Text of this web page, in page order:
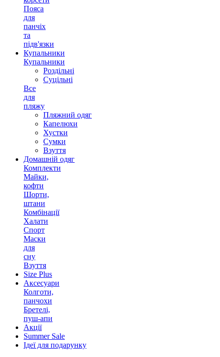
Пояса
для
панчіх
та
підв'язки
Купальники
Купальники
Роздільні
Суцільні
Все
для
пляжу
Пляжний одяг
Капелюхи
Хустки
Сумки
Взуття
Домашній одяг
Комплекти
Майки,
кофти
Шорти,
штани
Комбінації
Халати
Спорт
Маски
для
сну
Взуття
Size Plus
Аксесуари
Колготи,
панчохи
Бретелі,
пуш-апи
Акції
Summer Sale
Ідеї для подарунку